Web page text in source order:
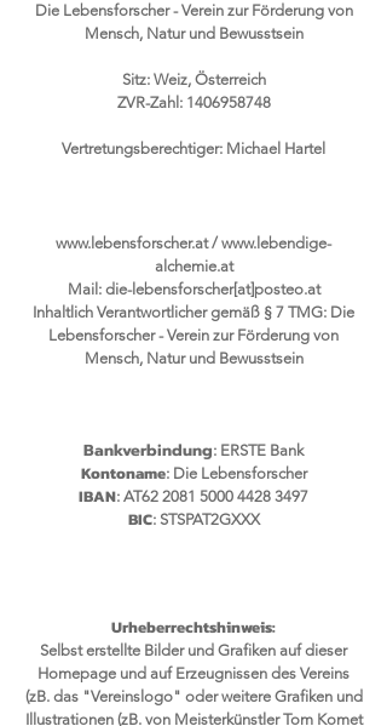
Die Lebensforscher - Verein zur Förderung von
Mensch, Natur und Bewusstsein
Sitz: Weiz, Österreich
ZVR-Zahl: 1406958748
Vertretungsberechtiger: Michael Hartel
www.lebensforscher.at/ www.lebendige-
alchemie.at
Mail: die-lebensforscher[at]posteo.at
Inhaltlich Verantwortlicher gemäß § 7 TMG: Die
Lebensforscher - Verein zur Förderung von
Mensch, Natur und Bewusstsein
Bankverbindung: ERSTE Bank
Kontoname: Die Lebensforscher
IBAN: AT62 2081 5000 4428 3497
BIC: STSPAT2GXXX
Urheberrechtshinweis:
Selbst erstellte Bilder und Grafiken auf dieser
Homepage und auf Erzeugnissen des Vereins
(zB. das "Vereinslogo" oder weitere Grafiken und
Illustrationen (zB. von Meisterkünstler Tom Komet